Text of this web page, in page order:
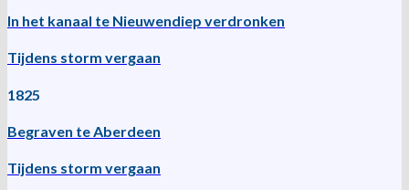
In het kanaal te Nieuwendiep verdronken
Tijdens storm vergaan
1825
Begraven te Aberdeen
Tijdens storm vergaan